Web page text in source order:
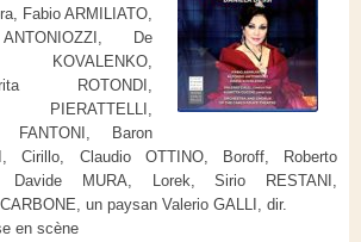
Fabio ARMILIATO,
De
ROTONDI,
PIERATTELLI,
FANTONI, Baron
Cirillo, Claudio OTTINO, Boroff, Roberto
Davide MURA, Lorek, Sirio RESTANI,
un paysan Valerio GALLI, dir.
en scène